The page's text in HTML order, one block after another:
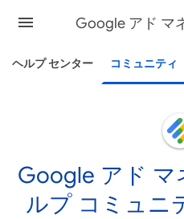
Google アド マ
ヘルプ センター コミュニティ
Google アド マ
ルプ コミュニ